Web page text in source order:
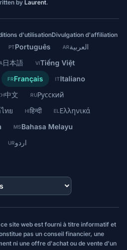
by Laurent.
d'utilisationDivulgation d'affiliation
PTPortuguês ARالعربية
日本語 VITiếng Việt
FRFrançais ITItaliano
中文 RUРусский
ทย HIहिन्दी EL Ελληνικά
MSBahasa Melayu
URاردو
ce site web est fourni à titre informatif et
pas un conseil financier, une
ni une offre d'achat ou de vente d'un